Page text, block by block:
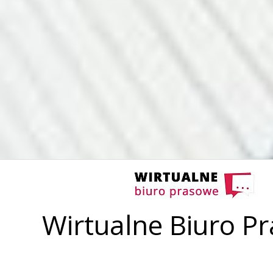
Wirtualne Biuro